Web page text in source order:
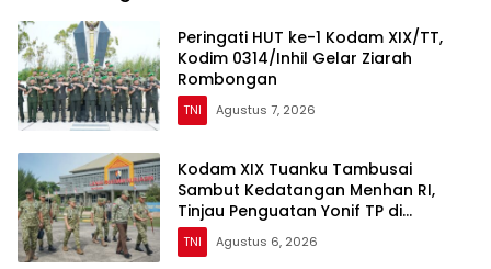
Warga Perbatasan
Peringati HUT ke-1 Kodam XIX/TT,
Kodim 0314/Inhil Gelar Ziarah
Rombongan
TNI Agustus 7, 2026
Kodam XIX Tuanku Tambusai
Sambut Kedatangan Menhan RI,
Tinjau Penguatan Yonif TP di
Bengkalis dan Kampar
TNI Agustus 6, 2026